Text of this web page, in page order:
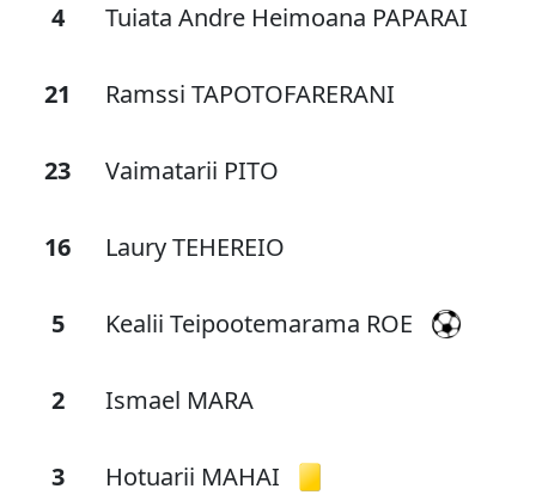
4 Tuiata Andre Heimoana PAPARAI
21 Ramssi TAPOTOFARERANI
23 Vaimatarii PITO
16 Laury TEHEREIO
5 Kealii Teipootemarama ROE
2 Ismael MARA
3 Hotuarii MAHAI